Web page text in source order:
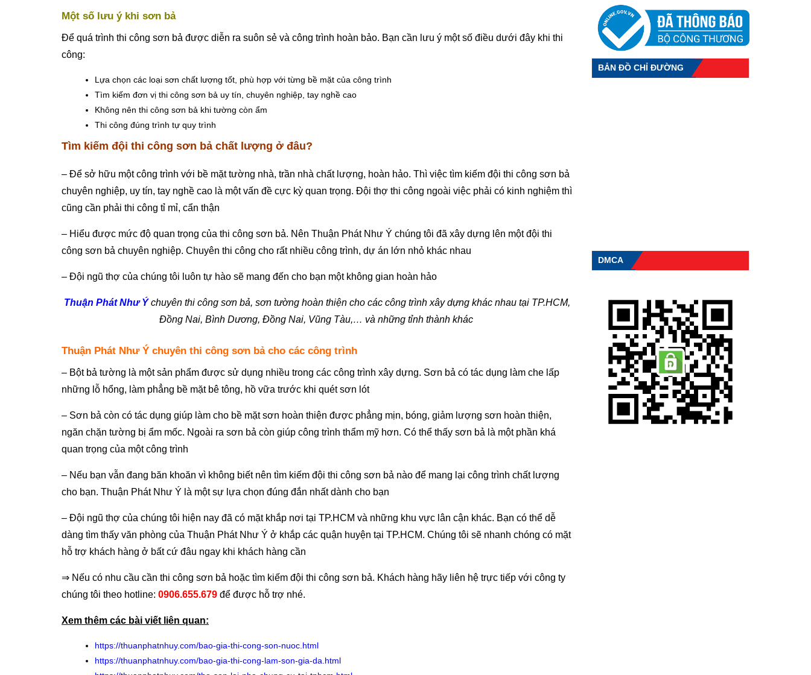
Một số lưu ý khi sơn bả
Để quá trình thi công sơn bả được diễn ra suôn sẻ và công trình hoàn bảo. Bạn cần lưu ý một số điều dưới đây khi thi
công:
Lựa chọn các loại sơn chất lượng tốt, phù hợp với từng bề mặt của công trình
Tìm kiếm đơn vị thi công sơn bả uy tín, chuyên nghiệp, tay nghề cao
Không nên thi công sơn bả khi tường còn ẩm
Thi công đúng trình tự quy trình
Tìm kiếm đội thi công sơn bả chất lượng ở đâu?
– Để sở hữu một công trình với bề mặt tường nhà, trần nhà chất lượng, hoàn hảo. Thì việc tìm kiếm đội thi công sơn bả
chuyên nghiệp, uy tín, tay nghề cao là một vấn đề cực kỳ quan trọng. Đội thợ thi công ngoài việc phải có kinh nghiệm thì
cũng cần phải thi công tỉ mỉ, cẩn thận
– Hiểu được mức độ quan trọng của thi công sơn bả. Nên Thuận Phát Như Ý chúng tôi đã xây dựng lên một đội thi
công sơn bả chuyên nghiệp. Chuyên thi công cho rất nhiều công trình, dự án lớn nhỏ khác nhau
– Đội ngũ thợ của chúng tôi luôn tự hào sẽ mang đến cho bạn một không gian hoàn hảo
Thuận Phát Như Ýchuyên thi công sơn bả, sơn tường hoàn thiện cho các công trình xây dựng khác nhau tại TP.HCM,
Đồng Nai, Bình Dương, Đồng Nai, Vũng Tàu,… và những tỉnh thành khác
Thuận Phát Như Ý chuyên thi công sơn bả cho các công trình
– Bột bả tường là một sản phẩm được sử dụng nhiều trong các công trình xây dựng. Sơn bả có tác dụng làm che lấp
những lỗ hổng, làm phẳng bề mặt bê tông, hồ vữa trước khi quét sơn lót
– Sơn bả còn có tác dụng giúp làm cho bề mặt sơn hoàn thiện được phẳng mịn, bóng, giảm lượng sơn hoàn thiện,
ngăn chặn tường bị ẩm mốc. Ngoài ra sơn bả còn giúp công trình thẩm mỹ hơn. Có thể thấy sơn bả là một phần khá
quan trọng của một công trình
– Nếu bạn vẫn đang băn khoăn vì không biết nên tìm kiếm đội thi công sơn bả nào để mang lại công trình chất lượng
cho bạn. Thuận Phát Như Ý là một sự lựa chọn đúng đắn nhất dành cho bạn
– Đội ngũ thợ của chúng tôi hiện nay đã có mặt khắp nơi tại TP.HCM và những khu vực lân cận khác. Bạn có thể dễ
dàng tìm thấy văn phòng của Thuận Phát Như Ý ở khắp các quận huyện tại TP.HCM. Chúng tôi sẽ nhanh chóng có mặt
hỗ trợ khách hàng ở bất cứ đâu ngay khi khách hàng cần
⇒ Nếu có nhu cầu cần thi công sơn bả hoặc tìm kiếm đội thi công sơn bả. Khách hàng hãy liên hệ trực tiếp với công ty
chúng tôi theo hotline: 0906.655.679 để được hỗ trợ nhé.
Xem thêm các bài viết liên quan:
https://thuanphatnhuy.com/bao-gia-thi-cong-son-nuoc.html
https://thuanphatnhuy.com/bao-gia-thi-cong-lam-son-gia-da.html
BẢN ĐỒ CHỈ ĐƯỜNG
DMCA